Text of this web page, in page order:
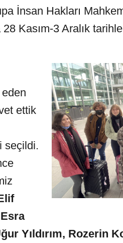
İnsan Hakları
Kasım-3 Aralık
ettik
seçildi.
Yıldırım, Rozerin